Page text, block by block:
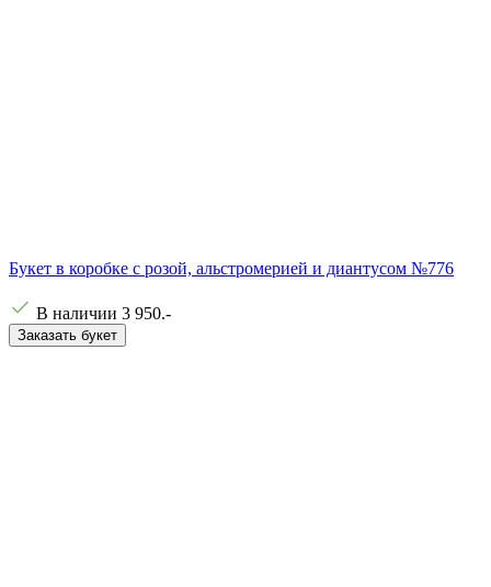
Букет в коробке с розой, альстромерией и диантусом №776
В наличии 3 950.-
Заказать букет